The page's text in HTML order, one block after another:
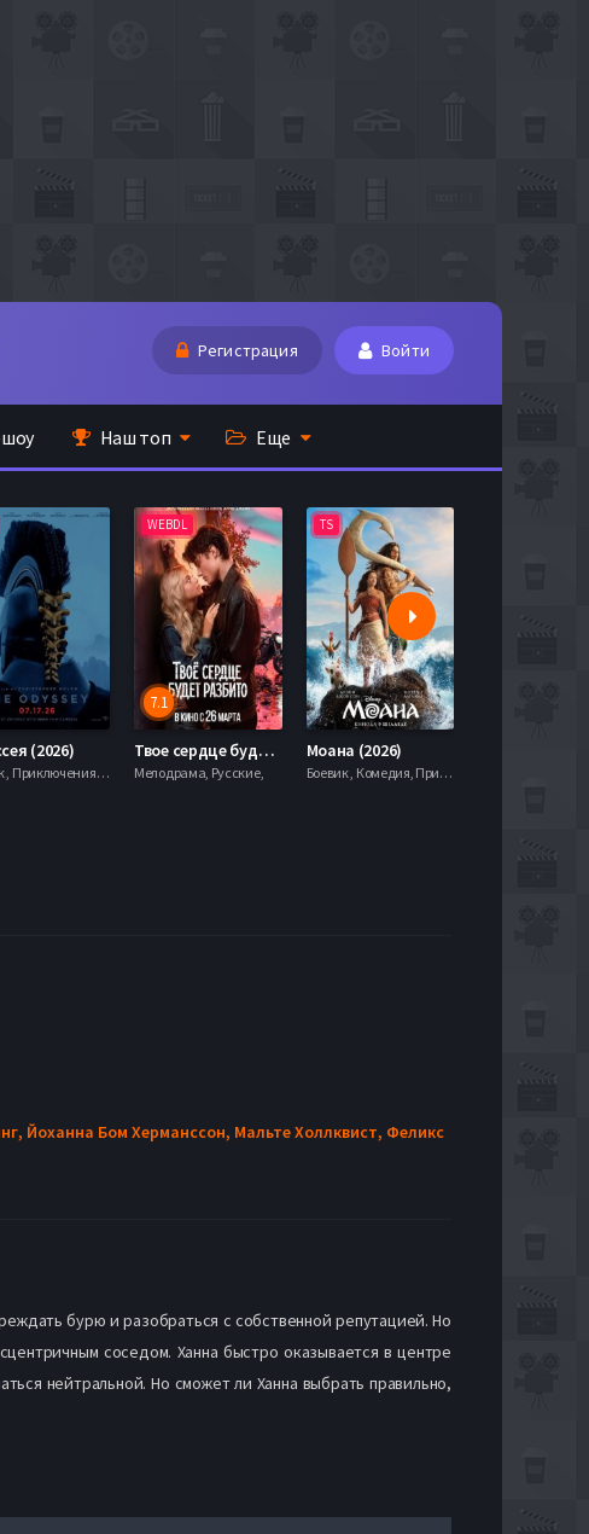
Регистрация Войти
Наш топ Еще
(2026)
Боевик , Приключения, Фэнтези,
WEBDL
7.1
Твое сердце будет разбито (2026)
Мелодрама, Русские,
TS
Моана (2026)
Боевик , Комедия, Приключения, Семейный, Фэнтези,
Йоханна Бом Херманссон, Мальте Холлквист, Феликс
бурю и разобраться с собственной репутацией. Но
соседом. Ханна быстро оказывается в центре
нейтральной. Но сможет ли Ханна выбрать правильно,